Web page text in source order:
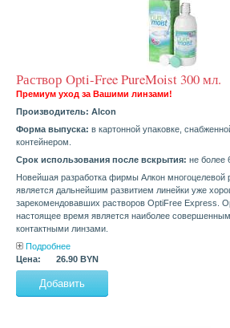
Раствор Opti-Free PureMoist 300 мл.
Премиум уход за Вашими линзами!
Производитель: Alcon
Форма выпуска: в картонной упаковке,
контейнером.
Срок использования после вскрытия: не более
Новейшая разработка фирмы Алкон многоцелевой
является дальнейшим развитием линейки уже
зарекомендовавших растворов OptiFree Express.
настоящее время является наиболее
контактными линзами.
Подробнее
26.90 BYN
Цена: